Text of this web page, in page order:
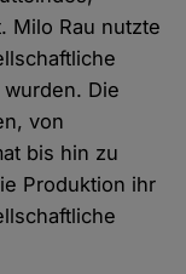
Milo Rau nutzte
Die
von
bis hin zu
Produktion ihr